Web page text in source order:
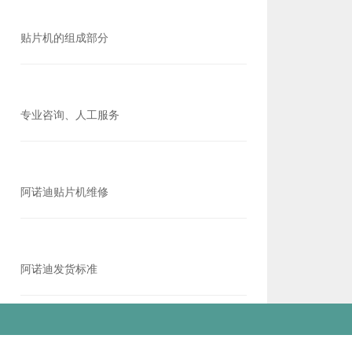
贴片机的组成部分
专业咨询、人工服务
阿诺迪贴片机维修
阿诺迪发货标准